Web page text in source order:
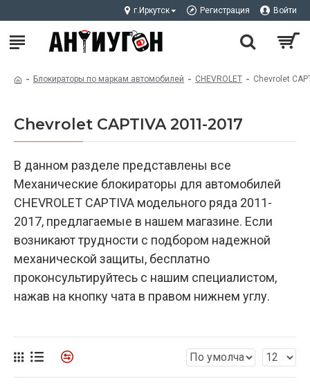
г.Иркутск Регистрация Войти
Блокираторы по маркам автомобилей CHEVROLET Chevrolet
Chevrolet CAPTIVA 2011-2017
В данном разделе представлены все
Механические блокираторы для автомобилей
CHEVROLET CAPTIVA модельного ряда 2011-
2017, предлагаемые в нашем магазине. Если
возникают трудности с подбором надежной
механической защиты, бесплатно
проконсультируйтесь с нашим специалистом,
нажав на кнопку чата в правом нижнем углу.